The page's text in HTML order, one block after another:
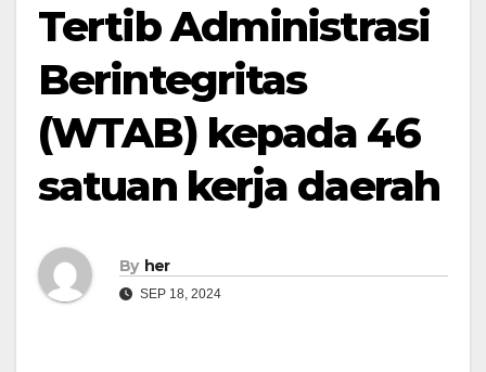
Tertib Administrasi
Berintegritas
(WTAB) kepada 46
satuan kerja daerah
By her
SEP 18, 2024